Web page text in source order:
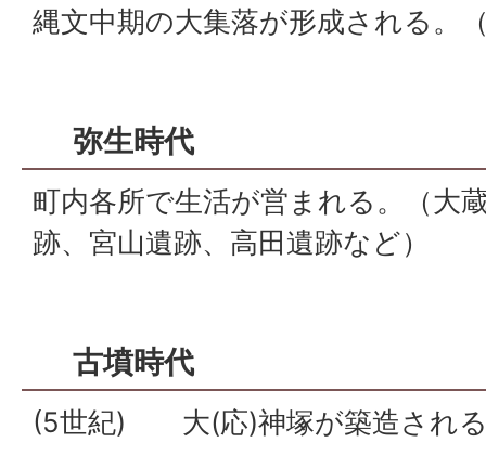
縄文中期の大集落が形成される。
弥生時代
町内各所で生活が営まれる。（大
跡、宮山遺跡、高田遺跡など）
古墳時代
(5世紀) 大(応)神塚が築造され